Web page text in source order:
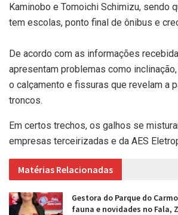
Kaminobo e Tomoichi Schimizu, sendo
tem escolas, ponto final de ônibus e
De acordo com as informações
apresentam problemas como
o calçamento e fissuras que revelam a
troncos.
Em certos trechos, os galhos se
empresas terceirizadas e da AES
Matérias Relacionadas
Gestora do Parque do
fauna e novidades no Fala,